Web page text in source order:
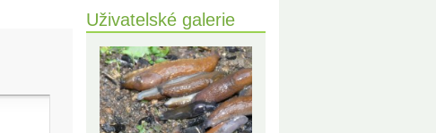
Uživatelské galerie